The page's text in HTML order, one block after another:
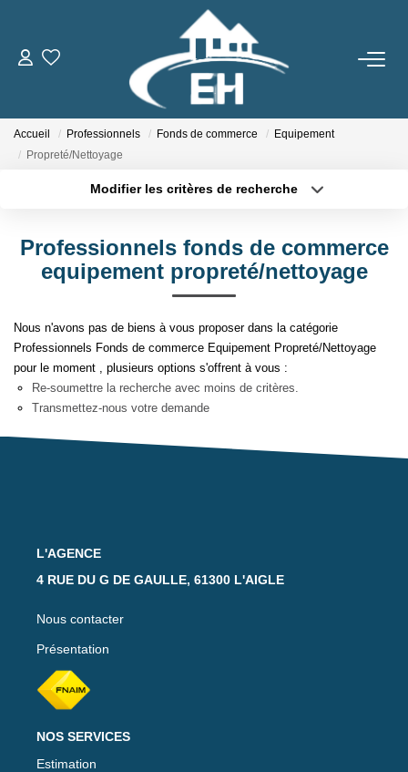
ACHETER
Nos Biens
ESTIMER
NOTRE AGENCE
Qui Sommes-Nous
Notre Équipe
Nos Actualités
Accueil Professionnels Fonds de commerce
Equipement
Propreté/Nettoyage
Modifier les critères de recherche
Sélectionnez...
Type de bien
Surface min
Créer une alerte
Professionnels fonds de commerce
equipement propreté/nettoyage
Nous n'avons pas de biens à vous proposer dans la catégorie
Professionnels Fonds de commerce Equipement Propreté/Nettoyage
pour le moment , plusieurs options s'offrent à vous :
Re-soumettre la recherche avec moins de critères.
Transmettez-nous votre demande
L'AGENCE
4 RUE DU G DE GAULLE, 61300 L'AIGLE
Nous contacter
Présentation
NOS SERVICES
Estimation